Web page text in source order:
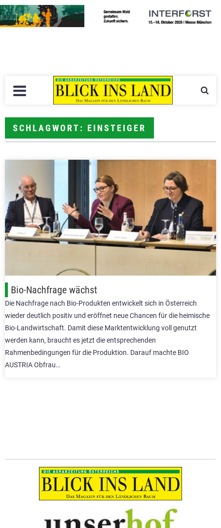
SCHLAGWORT: EINSTEIGER
Bio-Nachfrage wächst
Die Nachfrage nach Bio-Produkten entwickelt sich in Österreich
wieder deutlich positiv und eröffnet neue Chancen für die heimische
Bio-Landwirtschaft. Damit diese Marktentwicklung voll genutzt
werden kann, braucht es jetzt die entsprechenden
Rahmenbedingungen für die Produktion. Darauf machte BIO
AUSTRIA Obfrau…